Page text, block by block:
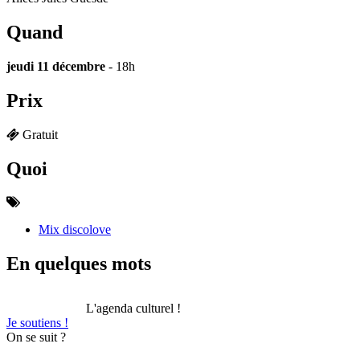
Quand
jeudi 11 décembre - 18h
Prix
Gratuit
Quoi
Mix discolove
En quelques mots
L'agenda culturel !
Je soutiens !
On se suit ?